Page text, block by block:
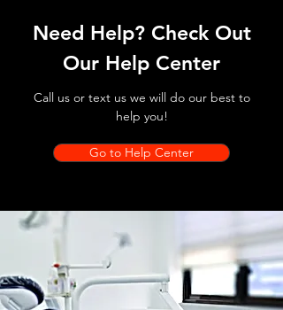
Need Help? Check Out
Our Help Center
Call us or text us we will do our best to
help you!
Go to Help Center